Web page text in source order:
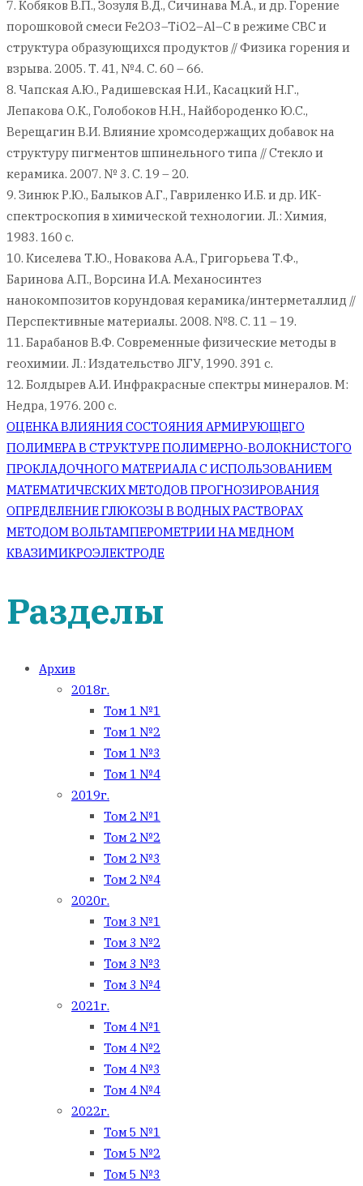
7. Кобяков В.П., Зозуля В.Д., Сичинава М.А., и др. Горение
порошковой смеси Fe2O3–TiO2–Al–C в режиме СВС и
структура образующихся продуктов // Физика горения и
взрыва. 2005. Т. 41, №4. С. 60 – 66.
8. Чапская А.Ю., Радишевская Н.И., Касацкий Н.Г.,
Лепакова О.К., Голобоков Н.Н., Найбороденко Ю.С.,
Верещагин В.И. Влияние хромсодержащих добавок на
структуру пигментов шпинельного типа // Стекло и
керамика. 2007. № 3. С. 19 – 20.
9. Зинюк Р.Ю., Балыков А.Г., Гавриленко И.Б. и др. ИК-
спектроскопия в химической технологии. Л.: Химия,
1983. 160 с.
10. Киселева Т.Ю., Новакова А.А., Григорьева Т.Ф.,
Баринова А.П., Ворсина И.А. Механосинтез
нанокомпозитов корундовая керамика/интерметаллид //
Перспективные материалы. 2008. №8. С. 11 – 19.
11. Барабанов В.Ф. Современные физические методы в
геохимии. Л.: Издательство ЛГУ, 1990. 391 с.
12. Болдырев А.И. Инфракрасные спектры минералов. М:
Недра, 1976. 200 с.
Навигация
по
записям
ОЦЕНКА ВЛИЯНИЯ СОСТОЯНИЯ АРМИРУЮЩЕГО
ПОЛИМЕРА В СТРУКТУРЕ ПОЛИМЕРНО-ВОЛОКНИСТОГО
ПРОКЛАДОЧНОГО МАТЕРИАЛА С ИСПОЛЬЗОВАНИЕМ
МАТЕМАТИЧЕСКИХ МЕТОДОВ ПРОГНОЗИРОВАНИЯ
ОПРЕДЕЛЕНИЕ ГЛЮКОЗЫ В ВОДНЫХ РАСТВОРАХ
МЕТОДОМ ВОЛЬТАМПЕРОМЕТРИИ НА МЕДНОМ
КВАЗИМИКРОЭЛЕКТРОДЕ
Разделы
Архив
2018г.
Том 1 №1
Том 1 №2
Том 1 №3
Том 1 №4
2019г.
Том 2 №1
Том 2 №2
Том 2 №3
Том 2 №4
2020г.
Том 3 №1
Том 3 №2
Том 3 №3
Том 3 №4
2021г.
Том 4 №1
Том 4 №2
Том 4 №3
Том 4 №4
2022г.
Том 5 №1
Том 5 №2
Том 5 №3